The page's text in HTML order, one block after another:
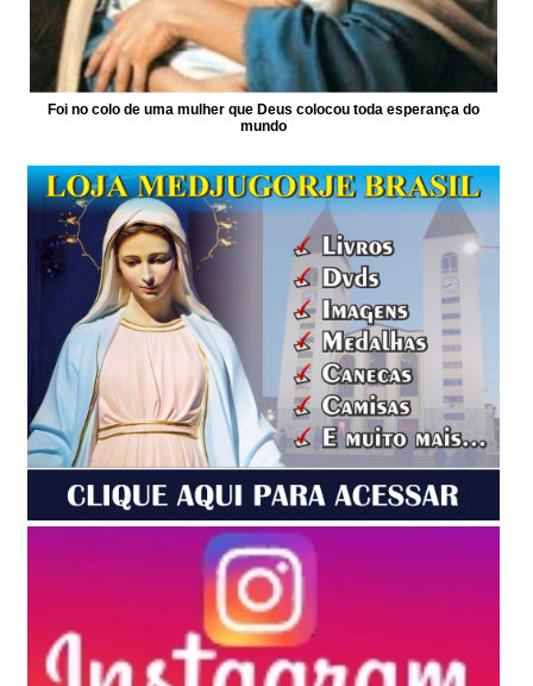
Foi no colo de uma mulher que Deus colocou toda esperança do
mundo